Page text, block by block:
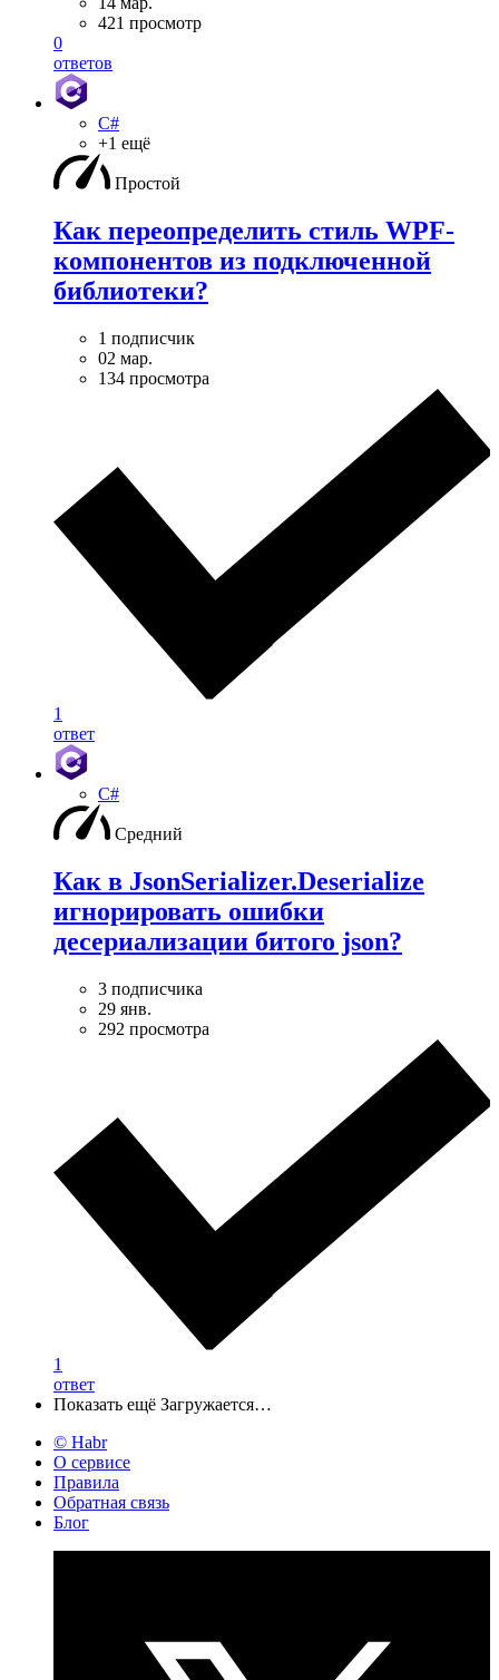
421 просмотр
0
ответов
C#
+1 ещё
Простой
Как переопределить стиль WPF-
компонентов из подключенной
библиотеки?
1 подписчик
02 мар.
134 просмотра
1
ответ
C#
Средний
Как в JsonSerializer.Deserialize
игнорировать ошибки
десериализации битого json?
3 подписчика
29 янв.
292 просмотра
1
ответ
Показать ещё Загружается…
© Habr
О сервисе
Правила
Обратная связь
Блог